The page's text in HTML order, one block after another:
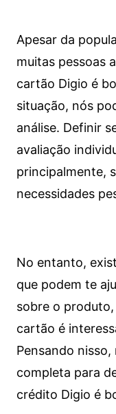
Apesar da
muitas pessoas
cartão Digio é
situação, nós
análise. Definir
avaliação
principalmente,
necessidades
No entanto,
que podem te
sobre o
cartão é
Pensando
completa para
crédito Digio é